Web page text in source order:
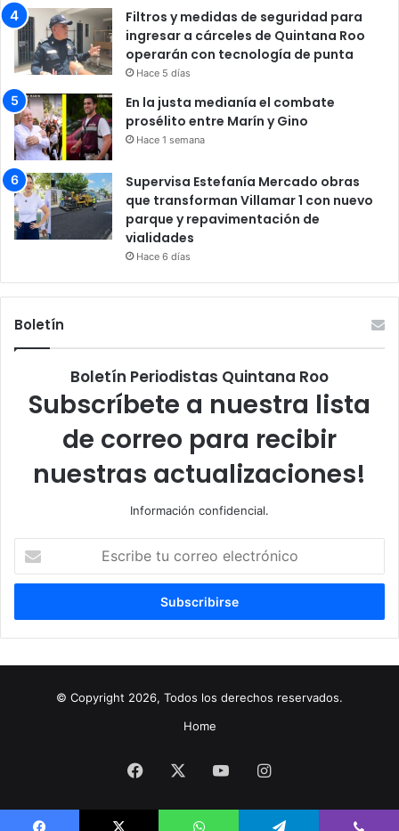
Filtros y medidas de seguridad para
ingresar a cárceles de Quintana Roo
operarán con tecnología de punta
Hace 5 días
En la justa medianía el combate
prosélito entre Marín y Gino
Hace 1 semana
Supervisa Estefanía Mercado obras
que transforman Villamar 1 con nuevo
parque y repavimentación de
vialidades
Hace 6 días
Boletín
Boletín Periodistas Quintana Roo
Subscríbete a nuestra lista
de correo para recibir
nuestras actualizaciones!
Información confidencial.
correo
© Copyright 2026, Todos los derechos reservados.
Home
Facebook YouTubeInstagram